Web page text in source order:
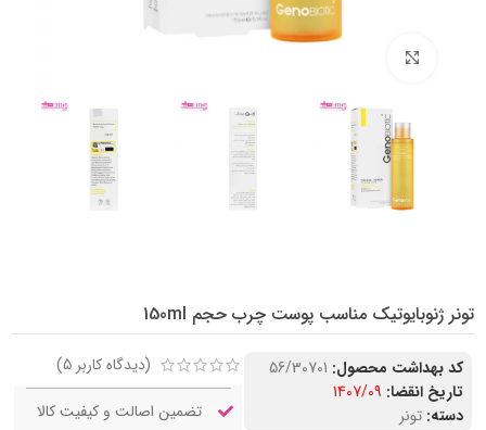
تونر ژنوبایوتیک مناسب پوست چرب حجم 150ml
کد بهداشت محصول: 56/30701
تاریخ انقضا: 1407/09
دسته: تونر
(دیدگاه کاربر 5
)
تضمین اصالت و کیفیت کالا